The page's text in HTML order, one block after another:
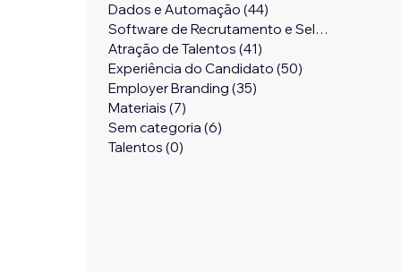
Dados e Automação (44)
Software de Recrutamento e Seleção
Atração de Talentos (41)
Experiência do Candidato (50)
Employer Branding (35)
Materiais (7)
Sem categoria (6)
Talentos (0)